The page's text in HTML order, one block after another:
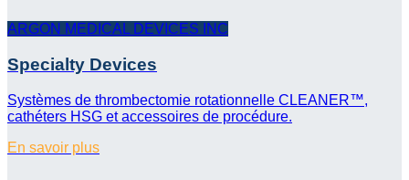
ARGON MEDICAL DEVICES INC
Specialty Devices
Systèmes de thrombectomie rotationnelle CLEANER™,
cathéters HSG et accessoires de procédure.
En savoir plus